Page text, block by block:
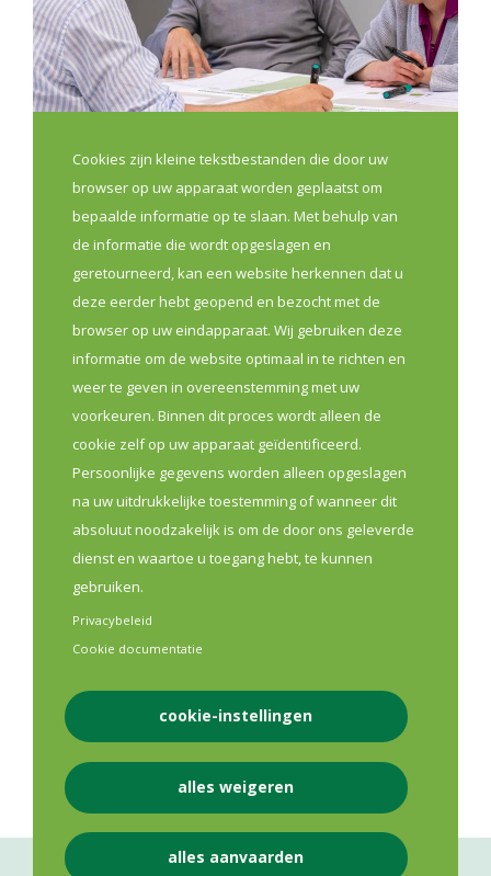
Bouw mee aan de toekomst van
jouw apothekerskring
9 jul 2026
Sterke lokale kringen zijn belangrijk om apothekers
beter te verbinden, samenwerking in de eerste lijn te
versterken en lokale noden concreet aan te pakken.
Daarom lanceert VAN, met steun van Vlaams minister
Caroline Gennez en samen met de
beroepsverenigingen, een nieuwe oproep voor
apothekerskringen die hun kringwerking willen
versterken. Tien kringen krijgen de kans om tussen
september 2026 en maart 2027 hun kringwerking een
stevige boost te geven.
Lees meer
Opleiding
Cookies zijn kleine tekstbestanden die door uw
browser op uw apparaat worden geplaatst om
bepaalde informatie op te slaan. Met behulp van
de informatie die wordt opgeslagen en
geretourneerd, kan een website herkennen dat u
deze eerder hebt geopend en bezocht met de
browser op uw eindapparaat. Wij gebruiken deze
informatie om de website optimaal in te richten en
weer te geven in overeenstemming met uw
voorkeuren. Binnen dit proces wordt alleen de
cookie zelf op uw apparaat geïdentificeerd.
Persoonlijke gegevens worden alleen opgeslagen
na uw uitdrukkelijke toestemming of wanneer dit
absoluut noodzakelijk is om de door ons geleverde
dienst en waartoe u toegang hebt, te kunnen
gebruiken.
Privacybeleid
Cookie documentatie
cookie-instellingen
alles weigeren
alles aanvaarden